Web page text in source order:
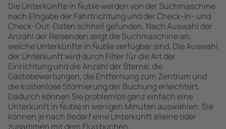
Die Unterkünfte in Ñuble werden von der Suchmaschine
nach Eingabe der Fahrtrichtung und der Check-In- und
Check-Out-Daten schnell gefunden. Nach Auswahl der
Anzahl der Reisenden zeigt die Suchmaschine an,
welche Unterkünfte in Ñuble verfügbar sind. Die Auswahl
der Unterkunft wird durch Filter für die Art der
Einrichtung und die Anzahl der Sterne, die
Gästebewertungen, die Entfernung zum Zentrum und
die kostenlose Stornierung der Buchung erleichtert.
Dadurch können Sie problemlos ganz einfach eine
Unterkunft in Ñuble in wenigen Minuten auswählen. Sie
können je nach Bedarf eine Unterkunft alleine oder
zusammen mit dem Flug buchen.